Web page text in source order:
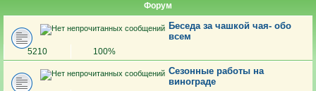
Форум
Беседа за чашкой чая- обо
всем
5210 100%
Сезонные работы на
винограде